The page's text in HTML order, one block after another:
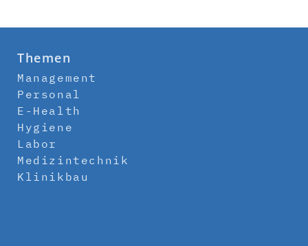
Themen
Management
Personal
E-Health
Hygiene
Labor
Medizintechnik
Klinikbau